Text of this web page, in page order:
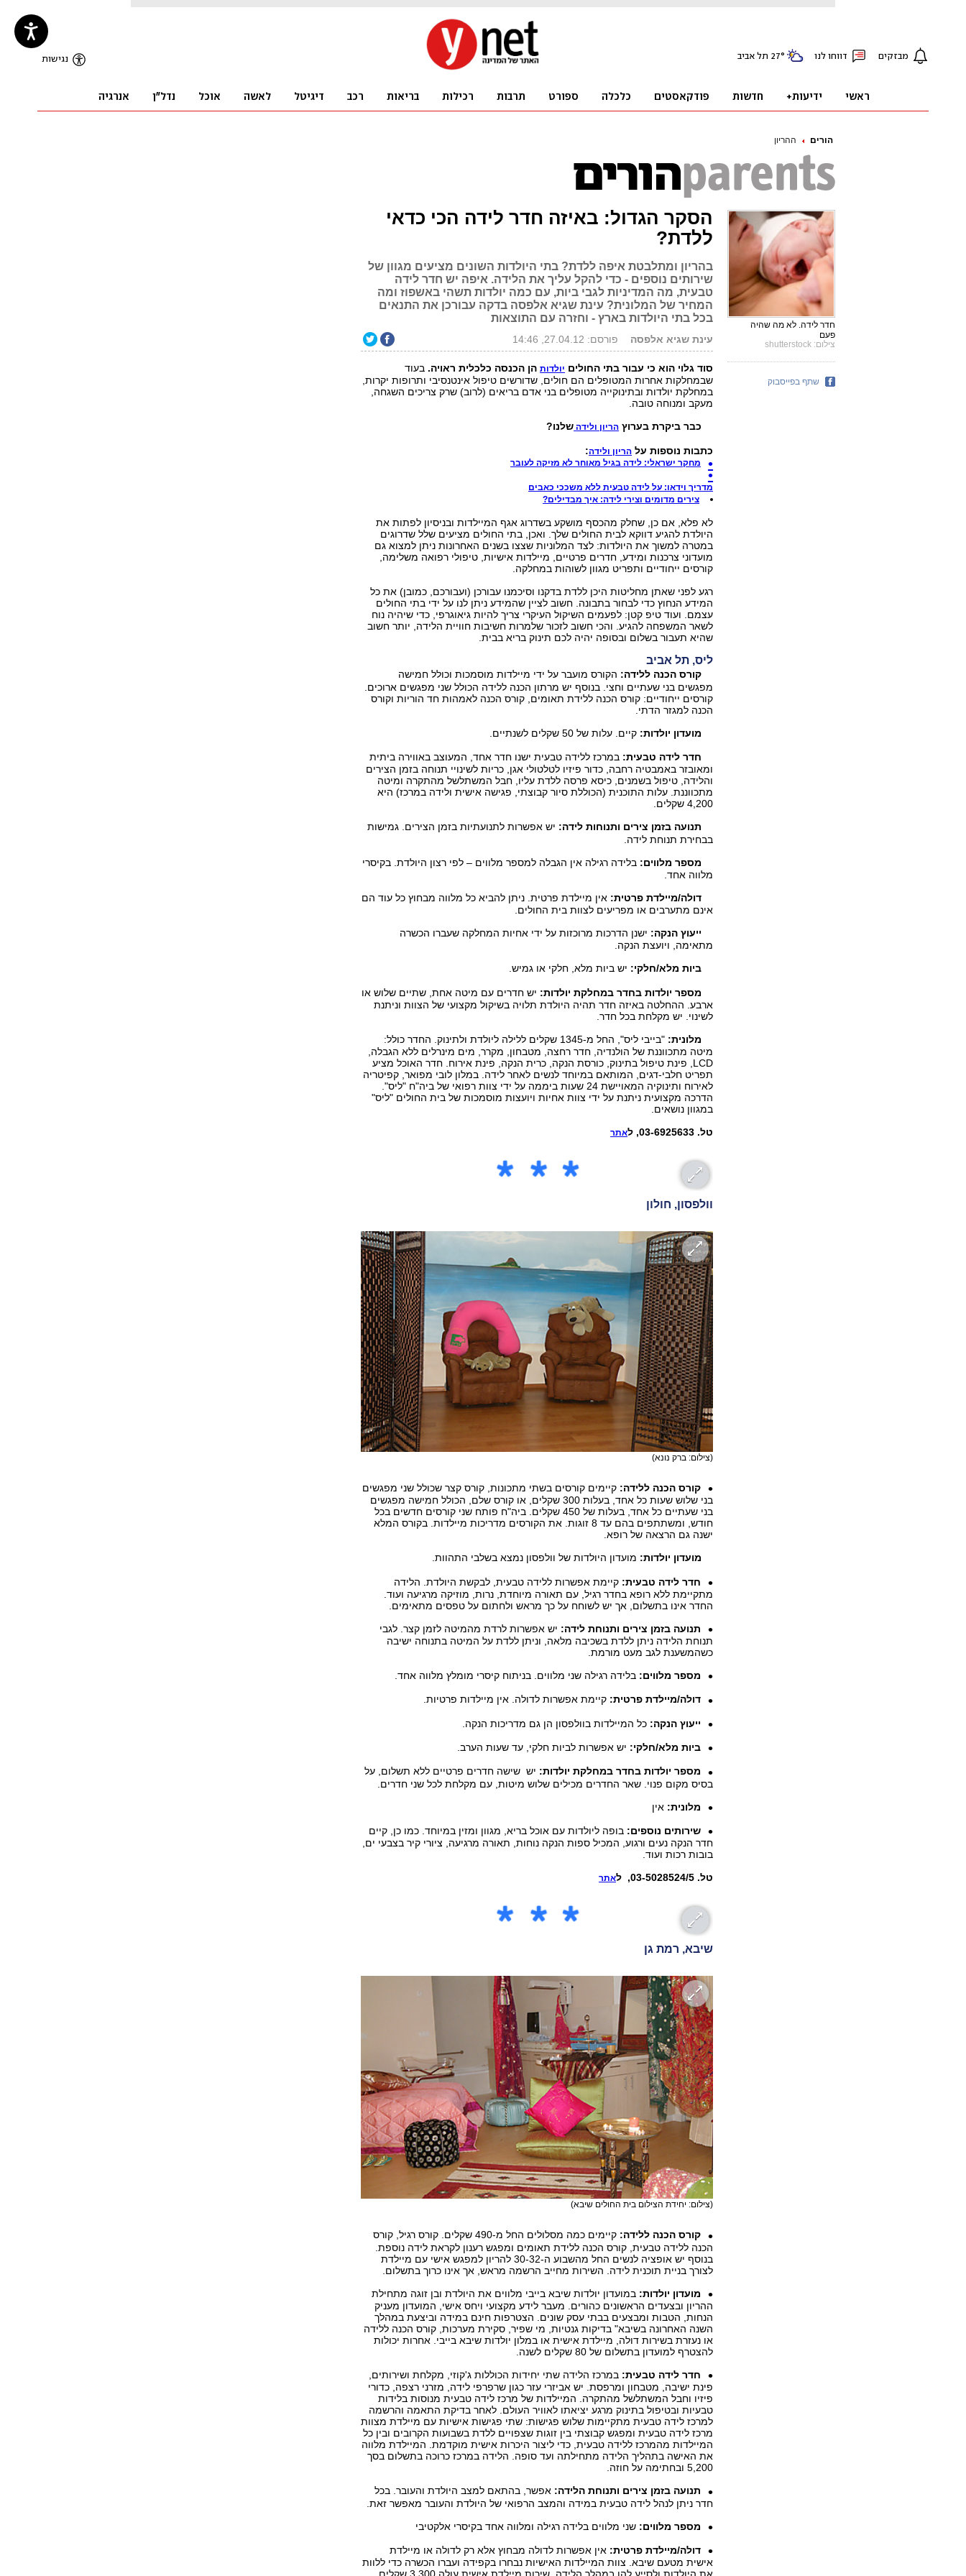
הורים ההריון
הסקר הגדול: באיזה חדר לידה הכי כדאי
ללדת?
בהריון ומתלבטת איפה ללדת? בתי היולדות השונים מציעים מגוון של
שירותים נוספים - כדי להקל עליך את הלידה. איפה יש חדר לידה
טבעית, מה המדיניות לגבי ביות, עם כמה יולדות תשהי באשפוז ומה
המחיר של המלונית? עינת שגיא אלפסה בדקה עבורכן את התנאים
בכל בתי היולדות בארץ - וחזרה עם התוצאות
עינת שגיא אלפסה פורסם: 27.04.12, 14:46
סוד גלוי הוא כי עבור בתי החולים יולדותהן הכנסה כלכלית ראויה. בעוד
שבמחלקות אחרות המטופלים הם חולים, שדורשים טיפול אינטנסיבי ותרופות יקרות,
במחלקת יולדות ובתינוקייה מטופלים בני אדם בריאים (לרוב) שרק צריכים השגחה,
מעקב ומנוחה טובה.
כבר ביקרת בערוץ הריון ולידה שלנו?
כתבות נוספות על הריון ולידה:
מחקר ישראלי: לידה בגיל מאוחר לא מזיקה לעובר
מדריך וידאו: על לידה טבעית ללא משככי כאבים
צירים מדומים וצירי לידה: איך מבדילים?
לא פלא, אם כן, שחלק מהכסף מושקע בשדרוג אגף המיילדות ובניסיון לפתות את
היולדת להגיע דווקא לבית החולים שלך. ואכן, בתי החולים מציעים שלל שדרוגים
במטרה למשוך את היולדות: לצד המלוניות שצצו בשנים האחרונות ניתן למצוא גם
מועדוני צרכנות ומידע, חדרים פרטיים, מיילדות אישיות, טיפולי רפואה משלימה,
קורסים ייחודיים ותפריט מגוון לשוהות במחלקה.
רגע לפני שאתן מחליטות היכן ללדת בדקנו וסיכמנו עבורכן (ועבורכם, כמובן) את כל
המידע הנחוץ כדי לבחור בתבונה. חשוב לציין שהמידע ניתן לנו על ידי בתי החולים
עצמם. ועוד טיפ קטן: לפעמים השיקול העיקרי צריך להיות גיאוגרפי, כדי שיהיה נוח
לשאר המשפחה להגיע. והכי חשוב לזכור שלמרות חשיבות חוויית הלידה, יותר חשוב
שהיא תעבור בשלום ובסופה יהיה לכם תינוק בריא בבית.
ליס, תל אביב
קורס הכנה ללידה: הקורס מועבר על ידי מיילדות מוסמכות וכולל חמישה
מפגשים בני שעתיים וחצי. בנוסף יש מרתון הכנה ללידה הכולל שני מפגשים ארוכים.
קורסים ייחודיים: קורס הכנה ללידת תאומים, קורס הכנה לאמהות חד הוריות וקורס
הכנה למגזר הדתי.
מועדון יולדות: קיים. עלות של 50 שקלים לשנתיים.
חדר לידה טבעית: במרכז ללידה טבעית ישנו חדר אחד, המעוצב באווירה ביתית
ומאובזר באמבטיה רחבה, כדור פיזיו לטלטולי אגן, כריות לשינויי תנוחה בזמן הצירים
והלידה, טיפול בשמנים, כיסא פרסה ללדת עליו, חבל המשתלשל מהתקרה ומיטה
מתכווננת. עלות התוכנית (הכוללת סיור קבוצתי, פגישה אישית ולידה במרכז) היא
4,200 שקלים.
תנועה בזמן צירים ותנוחות לידה: יש אפשרות לתנועתיות בזמן הצירים. גמישות
בבחירת תנוחת לידה.
מספר מלווים: בלידה רגילה אין הגבלה למספר מלווים – לפי רצון היולדת. בקיסרי
מלווה אחד.
דולה/מיילדת פרטית: אין מיילדת פרטית. ניתן להביא כל מלווה מבחוץ כל עוד הם
אינם מתערבים או מפריעים לצוות בית החולים.
ייעוץ הנקה: ישנן הדרכות מרוכזות על ידי אחיות המחלקה שעברו הכשרה
מתאימה, ויועצת הנקה.
ביות מלא/חלקי: יש ביות מלא, חלקי או גמיש.
מספר יולדות בחדר במחלקת יולדות: יש חדרים עם מיטה אחת, שתיים שלוש או
ארבע. ההחלטה באיזה חדר תהיה היולדת תלויה בשיקול מקצועי של הצוות וניתנת
לשינוי. יש מקלחת בכל חדר.
מלונית:
"בייבי ליס", החל מ-1345 שקלים ללילה ליולדת ולתינוק. החדר כולל:
מיטה מתכווננת של הולנדיה, חדר רחצה, מטבחון, מקרר, מים מינרלים ללא הגבלה,
LCD, פינת טיפול בתינוק, כורסת הנקה, כרית הנקה, פינת אירוח. חדר האוכל מציע
תפריט חלבי-דגים, המותאם במיוחד לנשים לאחר לידה. במלון לובי מפואר, קפיטריה
לאירוח ותינוקיה המאויישת 24 שעות ביממה על ידי צוות רפואי של ביה"ח "ליס".
הדרכה מקצועית ניתנת על ידי צוות אחיות ויועצות מוסמכות של בית החולים "ליס"
במגוון נושאים.
טל. 03-6925633, ל
אתר
וולפסון, חולון
(צילום: ברק נונא)
קורס הכנה ללידה: קיימים קורסים בשתי מתכונות, קורס קצר שכולל שני מפגשים
בני שלוש שעות כל אחד, בעלות 300 שקלים, או קורס שלם, הכולל חמישה מפגשים
בני שעתיים כל אחד, בעלות של 450 שקלים. ביה"ח פותח שני קורסים חדשים בכל
חודש, ומשתתפים בהם עד 8 זוגות. את הקורסים מדריכות מיילדות. בקורס המלא
ישנה גם הרצאה של רופא.
מועדון יולדות: מועדון היולדות של וולפסון נמצא בשלבי התהוות.
חדר לידה טבעית: קיימת אפשרות ללידה טבעית, לבקשת היולדת. הלידה
מתקיימת ללא רופא בחדר רגיל, עם תאורה מיוחדת, נרות, מוזיקה מרגיעה ועוד.
החדר אינו בתשלום, אך יש לשוחח על כך מראש ולחתום על טפסים מתאימים.
תנועה בזמן צירים ותנוחת לידה: יש אפשרות לרדת מהמיטה לזמן קצר. לגבי
תנוחת הלידה ניתן ללדת בשכיבה מלאה, וניתן ללדת על המיטה בתנוחה ישיבה
כשהמשענת לגב מעט מורמת.
מספר מלווים: בלידה רגילה שני מלווים. בניתוח קיסרי מומלץ מלווה אחד.
דולה/מיילדת פרטית: קיימת אפשרות לדולה. אין מיילדות פרטיות.
ייעוץ הנקה: כל המיילדות בוולפסון הן גם מדריכות הנקה.
ביות מלא/חלקי: יש אפשרות לביות חלקי, עד שעות הערב.
מספר יולדות בחדר במחלקת יולדות: יש שישה חדרים פרטיים ללא תשלום, על
בסיס מקום פנוי. שאר החדרים מכילים שלוש מיטות, עם מקלחת לכל שני חדרים.
מלונית: אין
שירותים נוספים: בופה ליולדות עם אוכל בריא, מגוון ומזין במיוחד. כמו כן, קיים
חדר הנקה נעים ורגוע, המכיל ספות הנקה נוחות, תאורה מרגיעה, ציורי קיר בצבעי ים,
בובות רכות ועוד.
טל. 03-5028524/5, ל
אתר
שיבא, רמת גן
(צילום: יחידת הצילום בית החולים שיבא)
קורס הכנה ללידה:
קיימים כמה מסלולים החל מ-490 שקלים. קורס רגיל, קורס
הכנה ללידה טבעית, קורס הכנה ללידת תאומים ומפגש רענון לקראת לידה נוספת.
בנוסף יש אופציה לנשים החל מהשבוע ה-30-32 להריון למפגש אישי עם מיילדת
לצורך בניית תוכנית לידה. השירות מחייב הרשמה מראש, אך אינו כרוך בתשלום.
מועדון יולדות: במועדון יולדות שיבא בייבי מלווים את היולדת ובן זוגה מתחילת
ההריון ובצעדים הראשונים כהורים. מעבר לידע מקצועי ויחס אישי, המועדון מעניק
הנחות, הטבות ומבצעים בבתי עסק שונים. הצטרפות חינם במידה וביצעת במהלך
השנה האחרונה בשיבא" בדיקות גנטיות, מי שפיר, סקירת מערכות, קורס הכנה ללידה
או נעזרת בשירות דולה, מיילדת אישית או במלון יולדות שיבא בייבי. אחרות יכולות
להצטרף למועדון בתשלום של 80 שקלים לשנה.
חדר לידה טבעית: במרכז הלידה שתי יחידות הכוללות ג'קוזי, מקלחת ושירותים,
פינת ישיבה, מטבחון ומרפסת. יש אביזרי עזר כגון שרפרפי לידה, מזרני רצפה, כדורי
פיזיו וחבל המשתלשל מהתקרה. המיילדות של מרכז לידה טבעית מנוסות בלידות
טבעיות ובטיפול בתינוק מרגע יציאתו לאוויר העולם. לאחר בדיקת התאמה והרשמה
למרכז לידה טבעית מתקיימות שלוש פגישות: שתי פגישות אישיות עם מיילדת מצוות
מרכז לידה טבעית ומפגש קבוצתי בין זוגות שצפויים ללדת בשבועות הקרובים ובין כל
המיילדות מהמרכז ללידה טבעית, כדי ליצור היכרות אישית מוקדמת. המיילדת מלווה
את האישה בתהליך הלידה מתחילתה ועד סופה. הלידה במרכז כרוכה בתשלום בסך
5,200 ובחתימה על חוזה.
תנועה בזמן צירים ותנוחת הלידה: אפשר, בהתאם למצב היולדת והעובר. בכל
חדר ניתן לנהל לידה טבעית במידה והמצב הרפואי של היולדת והעובר מאפשר זאת.
מספר מלווים: שני מלווים בלידה רגילה ומלווה אחד בקיסרי אלקטיבי
דולה/מיילדת פרטית: אין אפשרות לדולה מבחוץ אלא רק לדולה או מיילדת
אישית מטעם שיבא. צוות המיילדות האישיות נבחרו בקפידה ועברו הכשרה כדי ללוות
חדר לידה. לא מה שהיה
פעם
צילום: shutterstock
שתף בפייסבוק